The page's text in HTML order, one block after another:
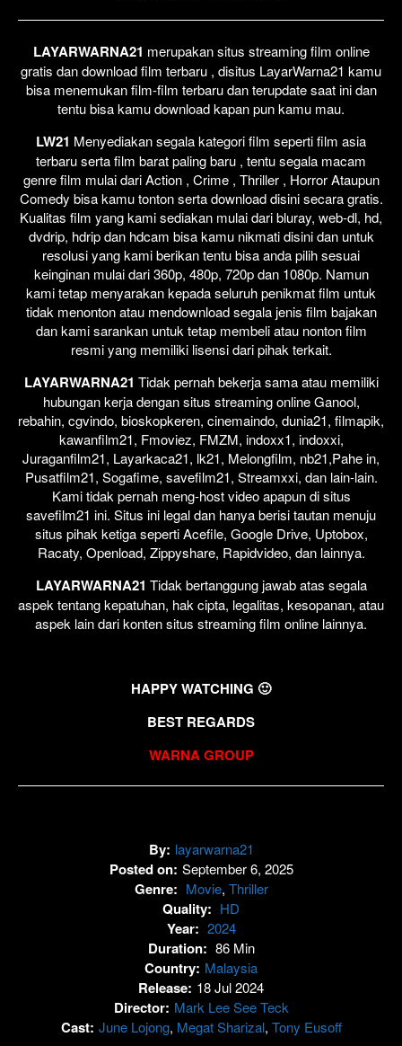
LAYARWARNA21 merupakan situs streaming film online
gratis dan download film terbaru , disitus LayarWarna21 kamu
bisa menemukan film-film terbaru dan terupdate saat ini dan
tentu bisa kamu download kapan pun kamu mau.
LW21 Menyediakan segala kategori film seperti film asia
terbaru serta film barat paling baru , tentu segala macam
genre film mulai dari Action , Crime , Thriller , Horror Ataupun
Comedy bisa kamu tonton serta download disini secara gratis.
Kualitas film yang kami sediakan mulai dari bluray, web-dl, hd,
dvdrip, hdrip dan hdcam bisa kamu nikmati disini dan untuk
resolusi yang kami berikan tentu bisa anda pilih sesuai
keinginan mulai dari 360p, 480p, 720p dan 1080p. Namun
kami tetap menyarakan kepada seluruh penikmat film untuk
tidak menonton atau mendownload segala jenis film bajakan
dan kami sarankan untuk tetap membeli atau nonton film
resmi yang memiliki lisensi dari pihak terkait.
LAYARWARNA21 Tidak pernah bekerja sama atau memiliki
hubungan kerja dengan situs streaming online Ganool,
rebahin, cgvindo, bioskopkeren, cinemaindo, dunia21, filmapik,
kawanfilm21, Fmoviez, FMZM, indoxx1, indoxxi,
Juraganfilm21, Layarkaca21, lk21, Melongfilm, nb21,Pahe in,
Pusatfilm21, Sogafime, savefilm21, Streamxxi, dan lain-lain.
Kami tidak pernah meng-host video apapun di situs
savefilm21 ini. Situs ini legal dan hanya berisi tautan menuju
situs pihak ketiga seperti Acefile, Google Drive, Uptobox,
Racaty, Openload, Zippyshare, Rapidvideo, dan lainnya.
LAYARWARNA21 Tidak bertanggung jawab atas segala
aspek tentang kepatuhan, hak cipta, legalitas, kesopanan, atau
aspek lain dari konten situs streaming film online lainnya.
HAPPY WATCHING 🙂
BEST REGARDS
WARNA GROUP
By: layarwarna21
Posted on: September 6, 2025
Genre: Movie, Thriller
Quality: HD
Year: 2024
Duration: 86 Min
Country: Malaysia
Release: 18 Jul 2024
Director: Mark Lee See Teck
Cast: June Lojong, Megat Sharizal, Tony Eusoff